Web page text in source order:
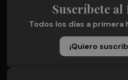
Suscríbete al
Todos los días a primera
¡Quiero